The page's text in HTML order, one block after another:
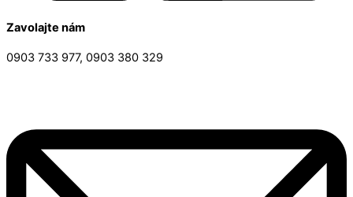
Zavolajte nám
0903 733 977, 0903 380 329